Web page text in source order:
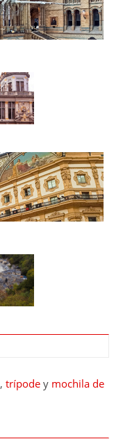
, trípode y mochila de